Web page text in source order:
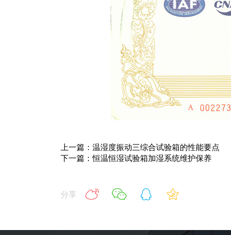
上一篇：温湿度振动三综合试验箱的性能要点
下一篇：恒温恒湿试验箱加湿系统维护保养
分享